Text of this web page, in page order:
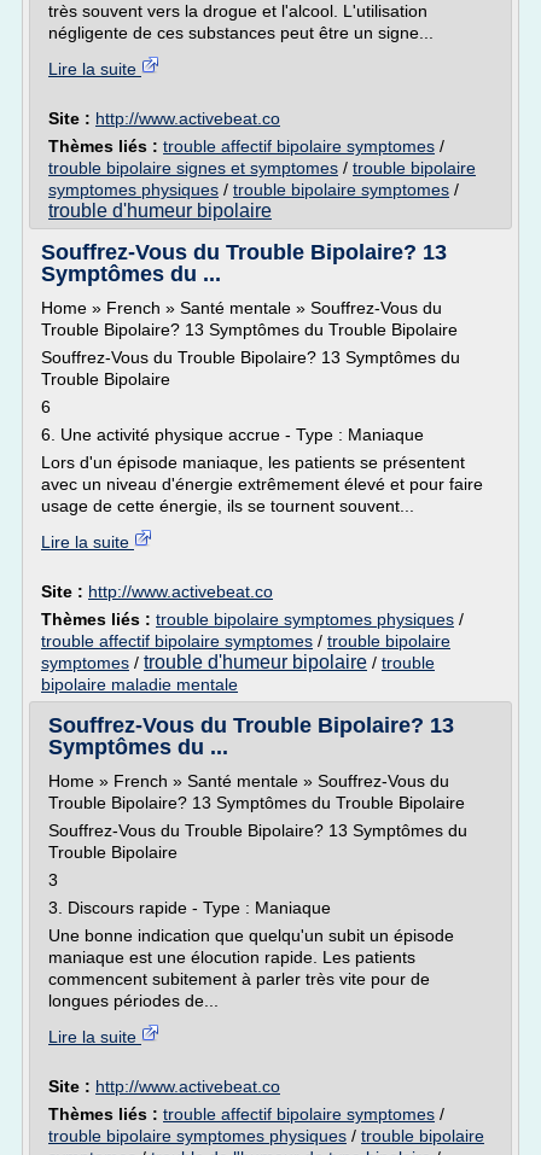
très souvent vers la drogue et l'alcool. L'utilisation
négligente de ces substances peut être un signe...
Lire la suite
Site : http://www.activebeat.co
Thèmes liés : trouble affectif bipolaire symptomes /
trouble bipolaire signes et symptomes / trouble bipolaire
symptomes physiques / trouble bipolaire symptomes /
trouble d'humeur bipolaire
Souffrez-Vous du Trouble Bipolaire? 13
Symptômes du ...
Home » French » Santé mentale » Souffrez-Vous du
Trouble Bipolaire? 13 Symptômes du Trouble Bipolaire
Souffrez-Vous du Trouble Bipolaire? 13 Symptômes du
Trouble Bipolaire
6
6. Une activité physique accrue - Type : Maniaque
Lors d'un épisode maniaque, les patients se présentent
avec un niveau d'énergie extrêmement élevé et pour faire
usage de cette énergie, ils se tournent souvent...
Lire la suite
Site : http://www.activebeat.co
Thèmes liés : trouble bipolaire symptomes physiques /
trouble affectif bipolaire symptomes / trouble bipolaire
symptomes / trouble d'humeur bipolaire / trouble
bipolaire maladie mentale
Souffrez-Vous du Trouble Bipolaire? 13
Symptômes du ...
Home » French » Santé mentale » Souffrez-Vous du
Trouble Bipolaire? 13 Symptômes du Trouble Bipolaire
Souffrez-Vous du Trouble Bipolaire? 13 Symptômes du
Trouble Bipolaire
3
3. Discours rapide - Type : Maniaque
Une bonne indication que quelqu'un subit un épisode
maniaque est une élocution rapide. Les patients
commencent subitement à parler très vite pour de
longues périodes de...
Lire la suite
Site : http://www.activebeat.co
Thèmes liés : trouble affectif bipolaire symptomes /
trouble bipolaire symptomes physiques / trouble bipolaire